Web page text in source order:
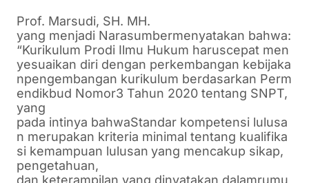
Prof. Marsudi, SH. MH.
yang menjadi Narasumbermenyatakan bahwa:
“Kurikulum Prodi Ilmu Hukum haruscepat men
yesuaikan diri dengan perkembangan kebijaka
npengembangan kurikulum berdasarkan Perm
endikbud Nomor3 Tahun 2020 tentang SNPT,
yang
pada intinya bahwaStandar kompetensi lulusa
n merupakan kriteria minimal tentang kualifika
si kemampuan lulusan yang mencakup sikap,
pengetahuan,
dan keterampilan yang dinyatakan dalamrumu